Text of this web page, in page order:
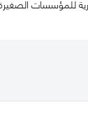
الصغيرة